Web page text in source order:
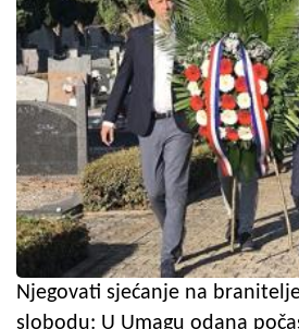
Njegovati sjećanje na
slobodu: U Umagu odana